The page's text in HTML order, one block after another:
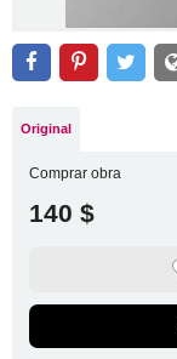
Original
Comprar obra
140 $